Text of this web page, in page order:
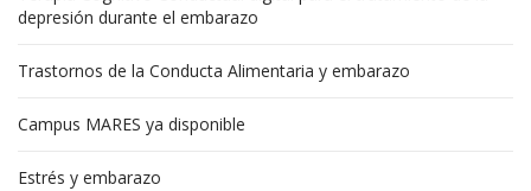
depresión durante el embarazo
Trastornos de la Conducta Alimentaria y embarazo
Campus MARES ya disponible
Estrés y embarazo